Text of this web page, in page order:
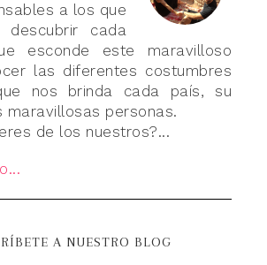
a los que
descubrir cada
esconde este maravilloso
las diferentes costumbres
nos brinda cada país, su
maravillosas personas.
de los nuestros?...
A NUESTRO BLOG